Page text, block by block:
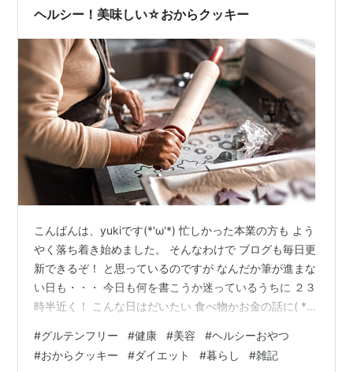
ヘルシー！美味しい☆おからクッキー
こんばんは、yukiです(*'ω'*) 忙しかった本業の方も よう
やく落ち着き始めました。 そんなわけで ブログも毎日更
新できるぞ！ と思っているのですが なんだか筆が進まな
い日も・・・ 今日も何を書こうか迷っているうちに ２３
時半近く！ こんな日はだいたい 食べ物かお金の話に( *
す。 こちらです↓ おからクッキー５種 おからクッキー 5
種 個包装 1kg （シナモン セサミ ごま ココア プレーン）
#グルテンフリー #健康 #美容 #ヘルシーおやつ
#おからクッキー #ダイエット #暮らし #雑記